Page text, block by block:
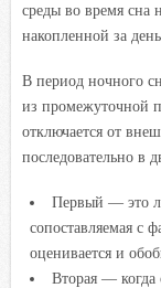
среды во время сна
накопленной за
В период ночного
из промежуточной
отключается от
последовательно в
Первый — это
сопоставляемая с
оценивается и
Вторая — когда